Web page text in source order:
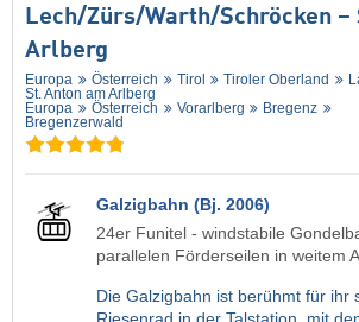
Lech/​Zürs/​Warth/​Schröcken –
Arlberg
Europa Österreich Tirol Tiroler Oberland
St. Anton am Arlberg
Europa
Österreich Vorarlberg
Bregenz
Bregenzerwald
Galzigbahn (Bj. 2006)
24er Funitel - windstabile
parallelen Förderseilen in weitem
Die Galzigbahn ist berühmt für ihr